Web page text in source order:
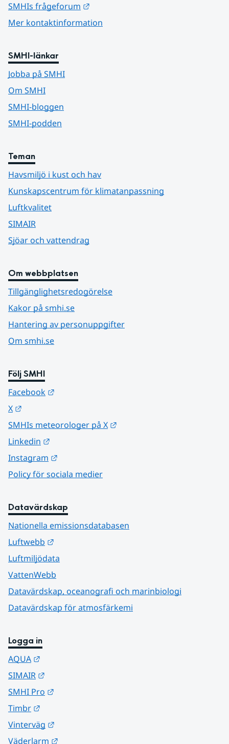
SMHIs frågeforum
Mer kontaktinformation
SMHI-länkar
Jobba på SMHI
Om SMHI
SMHI-bloggen
SMHI-podden
Teman
Havsmiljö i kust och hav
Kunskapscentrum för klimatanpassning
Luftkvalitet
SIMAIR
Sjöar och vattendrag
Om webbplatsen
Tillgänglighetsredogörelse
Kakor på smhi.se
Hantering av personuppgifter
Om smhi.se
Följ SMHI
Facebook
X
SMHIs meteorologer på X
Linkedin
Instagram
Policy för sociala medier
Datavärdskap
Nationella emissionsdatabasen
Luftwebb
Luftmiljödata
VattenWebb
Datavärdskap, oceanografi och marinbiologi
Datavärdskap för atmosfärkemi
Logga in
AQUA
SIMAIR
SMHI Pro
Timbr
Vinterväg
Väderlarm